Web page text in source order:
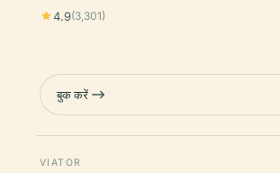
4.9(3,301)
बुक करें
VIATOR